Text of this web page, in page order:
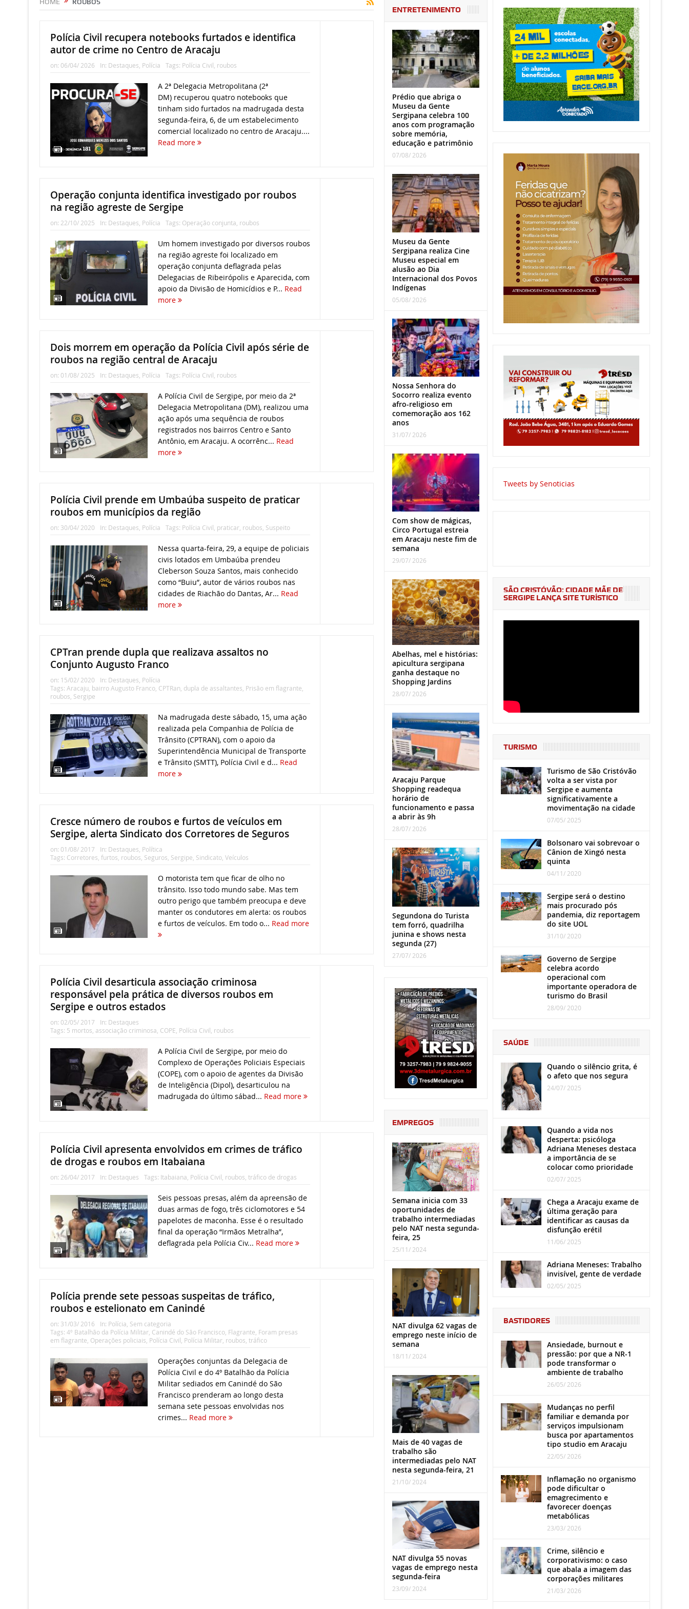
Polícia Civil recupera notebooks furtados e identifica
autor de crime no Centro de Aracaju
on: 06/04/ 2026 In: Destaques Polícia Tags: Polícia Civil roubos
A 2ª Delegacia Metropolitana (2ª
DM) recuperou quatro notebooks que
tinham sido furtados na madrugada desta
segunda-feira, 6, de um estabelecimento
comercial localizado no centro de Aracaju....
Read more
Operação conjunta identifica investigado por roubos
na região agreste de Sergipe
on: 22/10/ 2025 In: Destaques Polícia Tags: Operação conjunta roubos
Um homem investigado por diversos roubos
na região agreste foi localizado em
operação conjunta deflagrada pelas
Delegacias de Ribeirópolis e Aparecida, com
apoio da Divisão de Homicídios e P... Read
more
Dois morrem em operação da Polícia Civil após série de
roubos na região central de Aracaju
on: 01/08/ 2025 In: Destaques Polícia Tags: Polícia Civil roubos
A Polícia Civil de Sergipe, por meio da 2ª
Delegacia Metropolitana (DM), realizou uma
ação após uma sequência de roubos
registrados nos bairros Centro e Santo
Antônio, em Aracaju. A ocorrênc... Read
more
Polícia Civil prende em Umbaúba suspeito de praticar
roubos em municípios da região
on: 30/04/ 2020 In: Destaques Polícia Tags: Polícia Civil praticar, roubos Suspeito
Nessa quarta-feira, 29, a equipe de policiais
civis lotados em Umbaúba prendeu
Cleberson Souza Santos, mais conhecido
como “Buiu”, autor de vários roubos nas
cidades de Riachão do Dantas, Ar... Read
more
CPTran prende dupla que realizava assaltos no
Conjunto Augusto Franco
on: 15/02/ 2020 In: Destaques, Polícia
Tags: Aracaju, bairro Augusto Franco, CPTRan, dupla de assaltantes, Prisão em flagrante,
roubos, Sergipe
Na madrugada deste sábado, 15, uma ação
realizada pela Companhia de Polícia de
Trânsito (CPTRAN), com o apoio da
Superintendência Municipal de Transporte
e Trânsito (SMTT), Polícia Civil e d... Read
more
Cresce número de roubos e furtos de veículos em
Sergipe, alerta Sindicato dos Corretores de Seguros
on: 01/08/ 2017 In: Destaques Política
Tags: Corretores furtos roubos Seguros Sergipe Sindicato, Veículos
O motorista tem que ficar de olho no
trânsito. Isso todo mundo sabe. Mas tem
outro perigo que também preocupa e deve
manter os condutores em alerta: os roubos
e furtos de veículos. Em todo o... Read more
Polícia Civil desarticula associação criminosa
responsável pela prática de diversos roubos em
Sergipe e outros estados
on: 02/05/ 2017 In: Destaques
Tags: 5 mortos associação criminosa COPE Polícia Civil roubos
A Polícia Civil de Sergipe, por meio do
Complexo de Operações Policiais Especiais
(COPE), com o apoio de agentes da Divisão
de Inteligência (Dipol), desarticulou na
madrugada do último sábad... Read more
Polícia Civil apresenta envolvidos em crimes de tráfico
de drogas e roubos em Itabaiana
on: 26/04/ 2017 In: Destaques Tags: Itabaiana Polícia Civil roubos tráfico de drogas
Seis pessoas presas, além da apreensão de
duas armas de fogo, três ciclomotores e 54
papelotes de maconha. Esse é o resultado
final da operação “Irmãos Metralha”,
deflagrada pela Polícia Civ... Read more
Polícia prende sete pessoas suspeitas de tráfico,
roubos e estelionato em Canindé
on: 31/03/ 2016 In: Polícia Sem categoria
Tags: 4º Batalhão da Polícia Militar, Canindé do São Francisco, Flagrante Foram presas
em flagrante Operações policiais Polícia Civil Polícia Militar, roubos tráfico
Operações conjuntas da Delegacia de
Polícia Civil e do 4º Batalhão da Polícia
Militar sediados em Canindé do São
Francisco prenderam ao longo desta
semana sete pessoas envolvidas nos
crimes... Read more
ENTRETENIMENTO
Prédio que abriga o
Museu da Gente
Sergipana celebra 100
anos com programação
sobre memória,
educação e patrimônio
07/08/ 2026
Museu da Gente
Sergipana realiza Cine
Museu especial em
alusão ao Dia
Internacional dos Povos
Indígenas
05/08/ 2026
Nossa Senhora do
Socorro realiza evento
afro-religioso em
comemoração aos 162
anos
31/07/ 2026
Com show de mágicas,
Circo Portugal estreia
em Aracaju neste fim de
semana
29/07/ 2026
Abelhas, mel e histórias:
apicultura sergipana
ganha destaque no
Shopping Jardins
28/07/ 2026
Aracaju Parque
Shopping readequa
horário de
funcionamento e passa
a abrir às 9h
28/07/ 2026
Segundona do Turista
tem forró, quadrilha
junina e shows nesta
segunda (27)
27/07/ 2026
EMPREGOS
Semana inicia com 33
oportunidades de
trabalho intermediadas
pelo NAT nesta segunda-
feira, 25
25/11/ 2024
NAT divulga 62 vagas de
emprego neste início de
semana
18/11/ 2024
Mais de 40 vagas de
trabalho são
intermediadas pelo NAT
nesta segunda-feira, 21
21/10/ 2024
NAT divulga 55 novas
vagas de emprego nesta
segunda-feira
23/09/ 2024
Tweets by Senoticias
SÃO CRISTÓVÃO: CIDADE MÃE DE
SERGIPE LANÇA SITE TURÍSTICO
TURISMO
Turismo de São Cristóvão
volta a ser vista por
Sergipe e aumenta
significativamente a
movimentação na cidade
07/05/ 2025
Bolsonaro vai sobrevoar o
Cânion de Xingó nesta
quinta
04/11/ 2020
Sergipe será o destino
mais procurado pós
pandemia, diz reportagem
do site UOL
31/10/ 2020
Governo de Sergipe
celebra acordo
operacional com
importante operadora de
turismo do Brasil
28/09/ 2020
SAÚDE
Quando o silêncio grita, é
o afeto que nos segura
24/07/ 2025
Quando a vida nos
desperta: psicóloga
Adriana Meneses destaca
a importância de se
colocar como prioridade
02/07/ 2025
Chega a Aracaju exame de
última geração para
identificar as causas da
disfunção erétil
11/06/ 2025
Adriana Meneses: Trabalho
invisível, gente de verdade
02/05/ 2025
BASTIDORES
Ansiedade, burnout e
pressão: por que a NR-1
pode transformar o
ambiente de trabalho
26/05/ 2026
Mudanças no perfil
familiar e demanda por
serviços impulsionam
busca por apartamentos
tipo studio em Aracaju
22/05/ 2026
Inflamação no organismo
pode dificultar o
emagrecimento e
favorecer doenças
metabólicas
23/03/ 2026
Crime, silêncio e
corporativismo: o caso
que abala a imagem das
corporações militares
21/03/ 2026